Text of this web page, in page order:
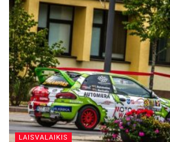
LAISVALAIKIS